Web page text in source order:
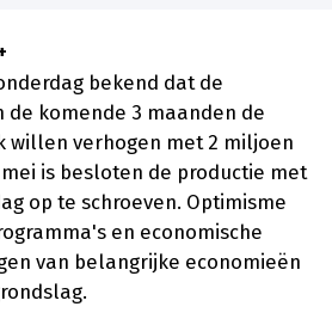
bekend dat de
komende 3 maanden de
willen verhogen met 2 miljoen
is besloten de productie met
op te schroeven. Optimisme
en economische
van belangrijke economieën